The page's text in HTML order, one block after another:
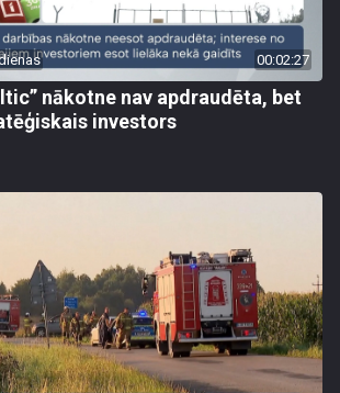
00:02:27
nākotne nav apdraudēta, bet
investors